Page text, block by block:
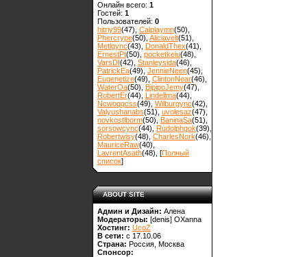
Онлайн всего: 1
Гостей: 1
Пользователей: 0
hitriy99(47) Calplaymn(50)
Phercrype(50) Aliciavelt(51)
Metlgync(43) DonaldThex(41)
ErnestPt(50) pocketkeiu(48)
VarsDI(42) Stanleysida(46)
PatrickEa(49) JennieNeen(45)
Eugenetize(49) ClintonNear(46)
WaterOa(50) BipipoJemy(47)
RobertEr(44) Lindellma(44)
Ncwoqqcss(49) Wilburgync(42)
Valyushanabs(51) uvolesaz(47)
novkostlborm(50) ВaninaSa(51)
sorsowcync(44) Rudolphgok(39)
Robertwisy(48) CharlesNork(46)
MauriceRaw(40)
LavrentAsath(48) , [Полный
список]
ABOUT SITE
Админ и Дизайн: Алена
Модераторы: [denis] OXanna
Хостинг: UcoZ
В сети: с 17.10.06
Страна: Россия, Москва
Спонсор: